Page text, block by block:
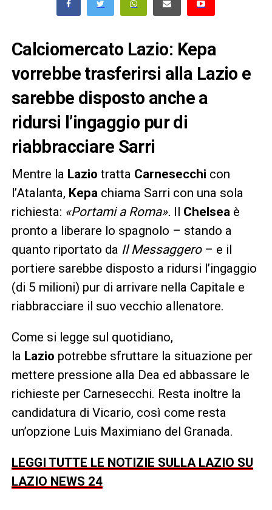
Calciomercato Lazio: Kepa
vorrebbe trasferirsi alla Lazio e
sarebbe disposto anche a
ridursi l’ingaggio pur di
riabbracciare Sarri
Mentre la Lazio tratta Carnesecchi con
l’Atalanta, Kepa chiama Sarri con una sola
richiesta: «Portami a Roma». Il Chelsea è
pronto a liberare lo spagnolo – stando a
quanto riportato da Il Messaggero– e il
portiere sarebbe disposto a ridursi l’ingaggio
(di 5 milioni) pur di arrivare nella Capitale e
riabbracciare il suo vecchio allenatore.
Come si legge sul quotidiano,
la Lazio potrebbe sfruttare la situazione per
mettere pressione alla Dea ed abbassare le
richieste per Carnesecchi. Resta inoltre la
candidatura di Vicario, così come resta
un’opzione Luis Maximiano del Granada.
LEGGI TUTTE LE NOTIZIE SULLA LAZIO SU
LAZIO NEWS 24